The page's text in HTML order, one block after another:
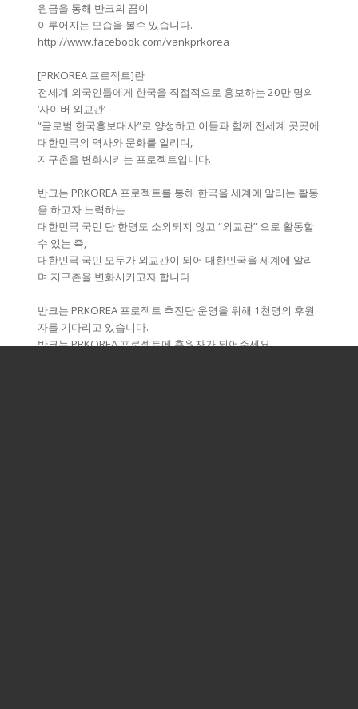
원금을 통해 반크의 꿈이
이루어지는 모습을 볼수 있습니다.
http://www.facebook.com/vankprkorea
[PRKOREA 프로젝트]란
전세계 외국인들에게 한국을 직접적으로 홍보하는 20만 명의
‘사이버 외교관’
“글로벌 한국홍보대사”로 양성하고 이들과 함께 전세계 곳곳에
대한민국의 역사와 문화를 알리며,
지구촌을 변화시키는 프로젝트입니다.
반크는 PRKOREA 프로젝트를 통해 한국을 세계에 알리는 활동
을 하고자 노력하는
대한민국 국민 단 한명도 소외되지 않고 “외교관” 으로 활동할
수 있는 즉,
대한민국 국민 모두가 외교관이 되어 대한민국을 세계에 알리
며 지구촌을 변화시키고자 합니다
반크는 PRKOREA 프로젝트 추진단 운영을 위해 1천명의 후원
자를 기다리고 있습니다.
반크는 PRKOREA 프로젝트에 후원자가 되어주세요.